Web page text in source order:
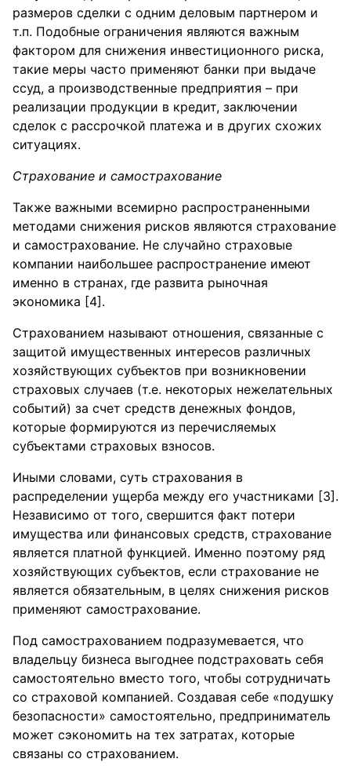
размеров сделки с одним деловым партнером и
т.п. Подобные ограничения являются важным
фактором для снижения инвестиционного риска,
такие меры часто применяют банки при выдаче
ссуд, а производственные предприятия – при
реализации продукции в кредит, заключении
сделок с рассрочкой платежа и в других схожих
ситуациях.
Страхование и самострахование
Также важными всемирно распространенными
методами снижения рисков являются страхование
и самострахование. Не случайно страховые
компании наибольшее распространение имеют
именно в странах, где развита рыночная
экономика [4].
Страхованием называют отношения, связанные с
защитой имущественных интересов различных
хозяйствующих субъектов при возникновении
страховых случаев (т.е. некоторых нежелательных
событий) за счет средств денежных фондов,
которые формируются из перечисляемых
субъектами страховых взносов.
Иными словами, суть страхования в
распределении ущерба между его участниками [3].
Независимо от того, свершится факт потери
имущества или финансовых средств, страхование
является платной функцией. Именно поэтому ряд
хозяйствующих субъектов, если страхование не
является обязательным, в целях снижения рисков
применяют самострахование.
Под самострахованием подразумевается, что
владельцу бизнеса выгоднее подстраховать себя
самостоятельно вместо того, чтобы сотрудничать
со страховой компанией. Создавая себе «подушку
безопасности» самостоятельно, предприниматель
может сэкономить на тех затратах, которые
связаны со страхованием.